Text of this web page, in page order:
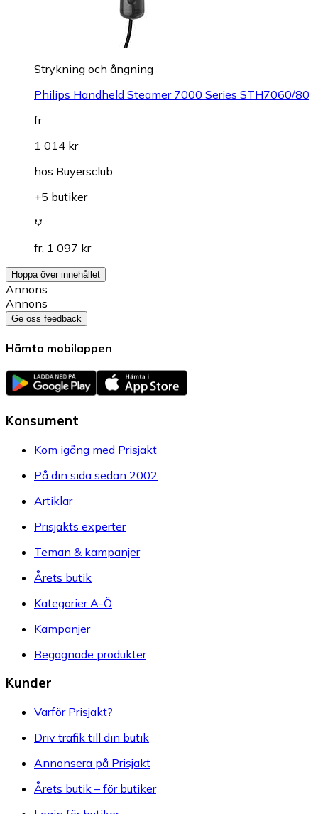
Strykning och ångning
Philips Handheld Steamer 7000 Series STH7060/80
fr.
1 014 kr
hos Buyersclub
+5 butiker
fr. 1 097 kr
Hoppa över innehållet
Annons
Annons
Ge oss feedback
Hämta mobilappen
Konsument
Kom igång med Prisjakt
På din sida sedan 2002
Artiklar
Prisjakts experter
Teman & kampanjer
Årets butik
Kategorier A-Ö
Kampanjer
Begagnade produkter
Kunder
Varför Prisjakt?
Driv trafik till din butik
Annonsera på Prisjakt
Årets butik – för butiker